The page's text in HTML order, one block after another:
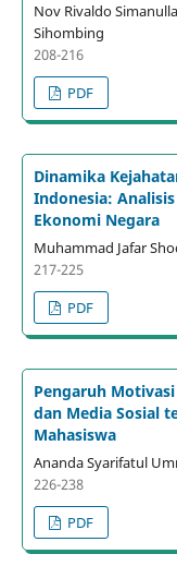
Nov Rivaldo
Sihombing
208-216
PDF
Dinamika
Indonesia:
Ekonomi Negara
Muhammad Jafar
217-225
PDF
Pengaruh
dan Media Sosial
Mahasiswa
Ananda Syarifatul
226-238
PDF